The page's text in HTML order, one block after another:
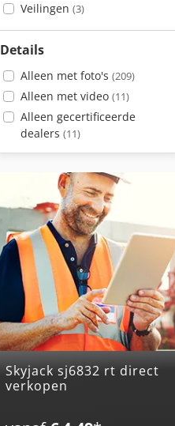
Veilingen (3)
Details
Alleen met foto's (209)
Alleen met video (11)
Alleen gecertificeerde
dealers (11)
skyjack sj6832 rt direct
verkopen